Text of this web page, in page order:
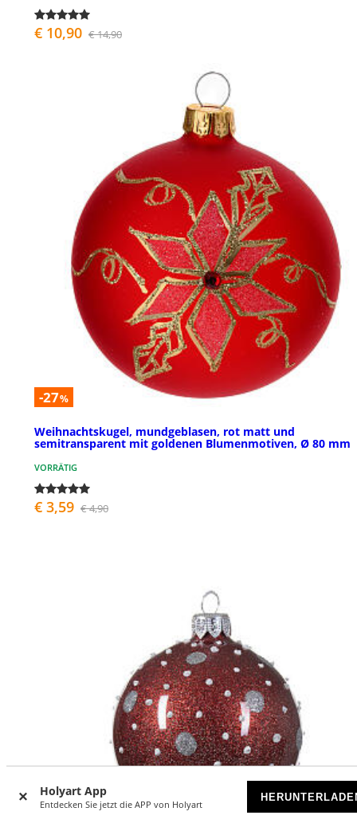
Holyart App
Entdecken Sie jetzt die APP von Holyart
€ 10,90 € 14,90
-27%
Weihnachtskugel, mundgeblasen, rot matt und
semitransparent mit goldenen Blumenmotiven, Ø 80 mm
VORRÄTIG
€ 3,59 € 4,90